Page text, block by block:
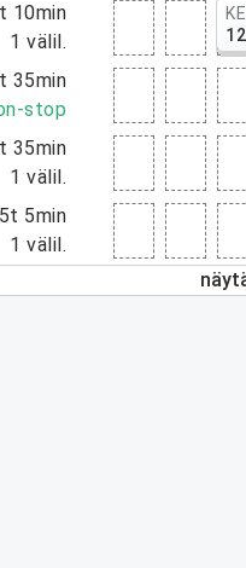
10min
1 välil.
KE
12
35min
stop
35min
1 välil.
5t 5min
1 välil.